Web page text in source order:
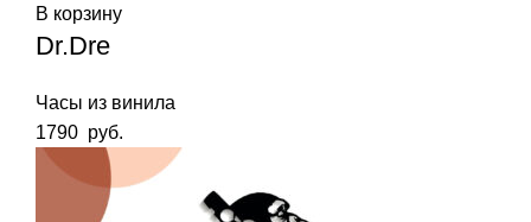
В корзину
Dr.Dre
Часы из винила
1790 руб.